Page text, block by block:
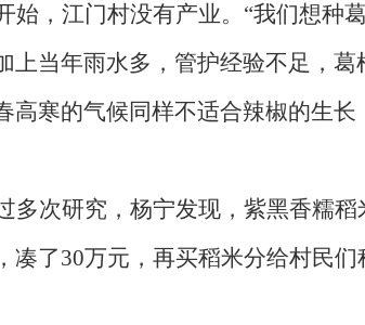
始，江门村没有产业。 “我们想种
上当年雨水多，管护经验不足，
高寒的气候同样不适合辣椒的生长
多次研究，杨宁发现，紫黑香糯
凑了30万元，再买稻米分给村民